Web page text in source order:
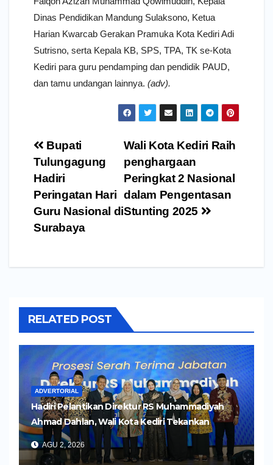
Dinas Pendidikan Mandung Sulaksono, Ketua
Harian Kwarcab Gerakan Pramuka Kota Kediri Adi
Sutrisno, serta Kepala KB, SPS, TPA, TK se-Kota
Kediri para guru pendamping dan pendidik PAUD,
dan tamu undangan lainnya. (adv).
Navigasi
pos
Wali Kota Kediri Raih
penghargaan
Peringkat 2 Nasional
dalam Pengentasan
Stunting 2025
Bupati
Tulungagung
Hadiri
Peringatan Hari
Guru Nasional di
Surabaya
RELATED POST
ADVERTORIAL
Hadiri Pelantikan Direktur RS Muhammadiyah
Ahmad Dahlan, Wali Kota Kediri Tekankan
Pelayanan Kesehatan yang Humanis
AGU 2, 2026